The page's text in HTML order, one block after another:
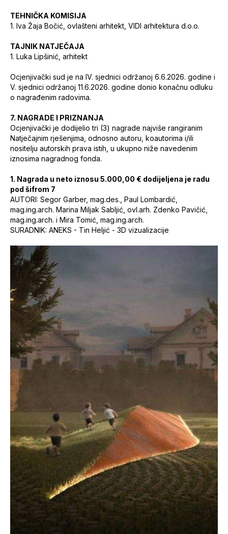
TEHNIČKA KOMISIJA
1. Iva Žaja Bočić, ovlašteni arhitekt, VIDI arhitektura d.o.o.
TAJNIK NATJEČAJA
1. Luka Lipšinić, arhitekt
Ocjenjivački sud je na IV. sjednici održanoj 6.6.2026. godine i
V. sjednici održanoj 11.6.2026. godine donio konačnu odluku
o nagrađenim radovima.
7. NAGRADE I PRIZNANJA
Ocjenjivački je dodijelio tri (3) nagrade najviše rangiranim
Natječajnim rješenjima, odnosno autoru, koautorima i/ili
nositelju autorskih prava istih, u ukupno niže navedenim
iznosima nagradnog fonda.
1. Nagrada u neto iznosu 5.000,00 € dodijeljena je radu
pod šifrom 7
AUTORI: Segor Garber, mag.des., Paul Lombardić,
mag.ing.arch. Marina Miljak Sabljić, ovl.arh. Zdenko Pavičić,
mag.ing.arch. i Mira Tomić, mag.ing.arch.
SURADNIK: ANEKS - Tin Heljić - 3D vizualizacije